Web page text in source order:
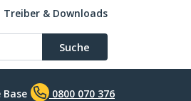
Treiber & Downloads
Suche
Base 0800 070 376